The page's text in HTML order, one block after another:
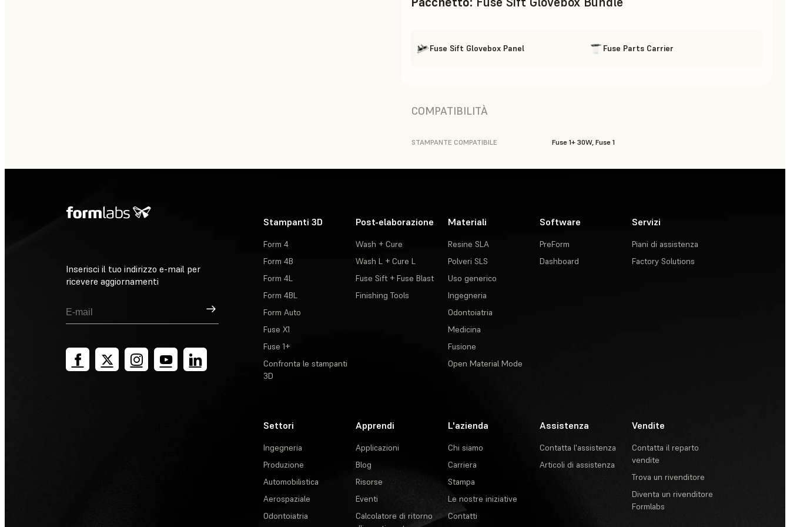
Fuse Sift Glovebox Panel Fuse Parts Carrier
COMPATIBILITÀ
STAMPANTE COMPATIBILE Fuse 1+ 30W, Fuse 1
Inserisci il tuo indirizzo e-mail per
ricevere aggiornamenti
Registrati
Stampanti 3D
Form 4
Form 4B
Form 4L
Form 4BL
Form Auto
Fuse X1
Fuse 1+
Confronta le stampanti
3D
Post-elaborazione
Wash + Cure
Wash L + Cure L
Fuse Sift + Fuse Blast
Finishing Tools
Materiali
Resine SLA
Polveri SLS
Uso generico
Ingegneria
Odontoiatria
Medicina
Fusione
Open Material Mode
Software
PreForm
Dashboard
Servizi
Piani di assistenza
Factory Solutions
Settori
Ingegneria
Produzione
Automobilistica
Aerospaziale
Odontoiatria
Apprendi
Applicazioni
Blog
Risorse
Eventi
Calcolatore di ritorno
L'azienda
Chi siamo
Carriera
Stampa
Le nostre iniziative
Contatti
Assistenza
Contatta l'assistenza
Articoli di assistenza
Vendite
Contatta il reparto
vendite
Trova un rivenditore
Diventa un rivenditore
Formlabs